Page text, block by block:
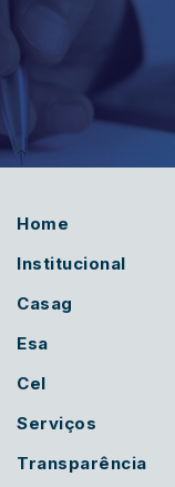
Home
Institucional
Casag
Esa
Cel
Serviços
Transparência